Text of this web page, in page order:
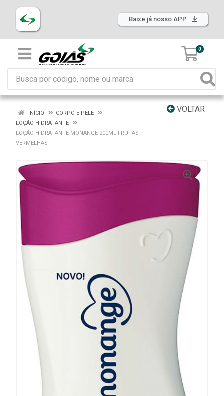
Baixe já nosso APP
0
VOLTAR
INÍCIO
CORPO E PELE
LOÇÃO HIDRATANTE
LOÇÃO HIDRATANTE MONANGE 200ML FRUTAS
VERMELHAS